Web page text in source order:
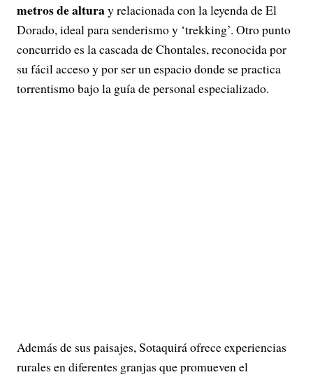
metros de alturay relacionada con la leyenda de El
Dorado, ideal para senderismo y ‘trekking’. Otro punto
concurrido es la cascada de Chontales, reconocida por
su fácil acceso y por ser un espacio donde se practica
torrentismo bajo la guía de personal especializado.
Además de sus paisajes, Sotaquirá ofrece experiencias
rurales en diferentes granjas que promueven el